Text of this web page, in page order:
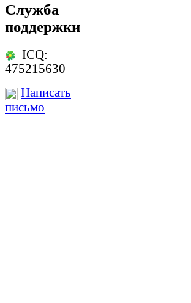
Служба
поддержки
ICQ:
475215630
Написать
письмо